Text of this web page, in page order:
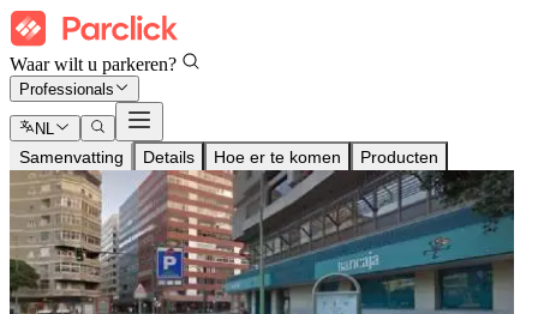
Waar wilt u parkeren?
Professionals
NL
Samenvatting Details Hoe er te komen Producten